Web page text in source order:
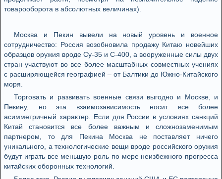
товарооборота в абсолютных величинах).
Москва и Пекин вывели на новый уровень и военное
сотрудничество: Россия возобновила продажу Китаю новейших
образцов оружия вроде Су-35 и С-400, а вооруженные силы двух
стран участвуют во все более масштабных совместных учениях
с расширяющейся географией – от Балтики до Южно-Китайского
моря.
Торговать и развивать военные связи выгодно и Москве, и
Пекину, но эта взаимозависимость носит все более
асимметричный характер. Если для России в условиях санкций
Китай становится все более важным и сложнозаменимым
партнером, то для Пекина Москва не поставляет ничего
уникального, а технологические вещи вроде российского оружия
будут играть все меньшую роль по мере неизбежного прогресса
китайских оборонных технологий.